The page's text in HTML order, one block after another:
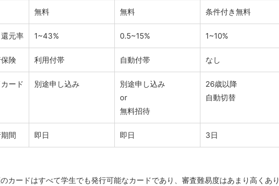
無料 無料 条件付き無料
元率 1~43% 0.5~15% 1~10%
険 利用付帯 自動付帯 なし
ード 別途申し込み
別途申し込み
or
無料招待
26歳以降
自動切替
間 即日 即日 3日
カードはすべて学生でも発行可能なカードであり、審査難易度はあまり高くあり